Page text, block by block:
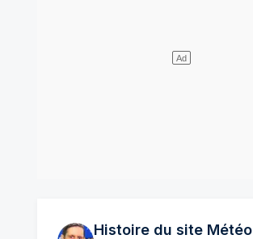
Histoire du site Météo